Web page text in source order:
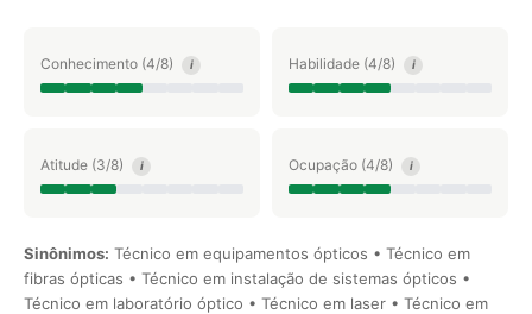
Conhecimento (4/8) i Habilidade (4/8) i
Atitude (3/8) i Ocupação (4/8) i
Sinônimos: Técnico em equipamentos ópticos • Técnico em
fibras ópticas • Técnico em instalação de sistemas ópticos •
Técnico em laboratório óptico • Técnico em laser • Técnico em